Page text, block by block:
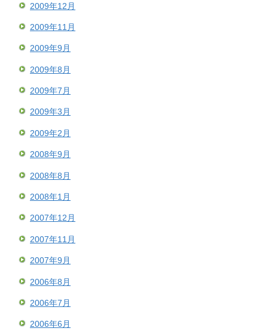
2009年12月
2009年11月
2009年9月
2009年8月
2009年7月
2009年3月
2009年2月
2008年9月
2008年8月
2008年1月
2007年12月
2007年11月
2007年9月
2006年8月
2006年7月
2006年6月